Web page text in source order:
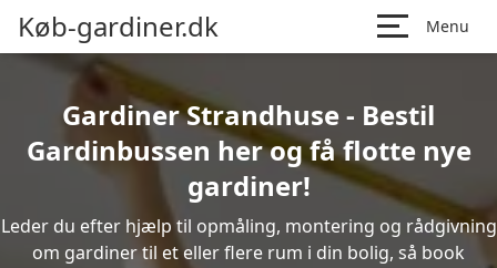
Køb-gardiner.dk Menu
Gardiner Strandhuse - Bestil
Gardinbussen her og få flotte nye
gardiner!
Leder du efter hjælp til opmåling, montering og rådgivning
om gardiner til et eller flere rum i din bolig, så book